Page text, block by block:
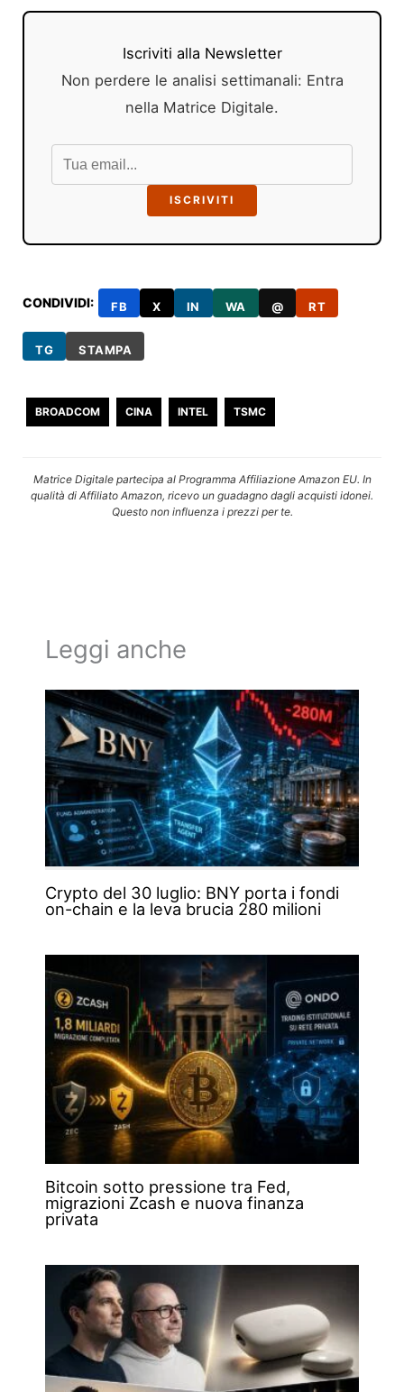
Iscriviti alla Newsletter
Non perdere le analisi settimanali: Entra
nella Matrice Digitale.
ISCRIVITI
CONDIVIDI: FB X IN WA @ RT
TG STAMPA
BROADCOM CINA INTEL TSMC
Matrice Digitale partecipa al Programma Affiliazione Amazon EU. In
qualità di Affiliato Amazon, ricevo un guadagno dagli acquisti idonei.
Questo non influenza i prezzi per te.
Leggi anche
Crypto del 30 luglio: BNY porta i fondi
on-chain e la leva brucia 280 milioni
Bitcoin sotto pressione tra Fed,
migrazioni Zcash e nuova finanza
privata